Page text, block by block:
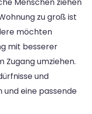
zu groß ist
möchten
mit besserer
umziehen.
und
und eine passende